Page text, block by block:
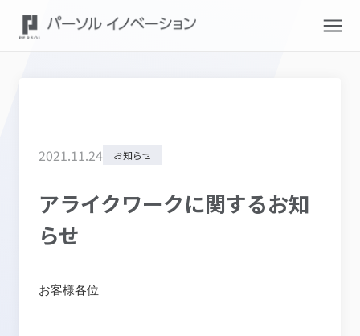
2021.11.24 お知らせ
アライクワークに関するお知
らせ
お客様各位